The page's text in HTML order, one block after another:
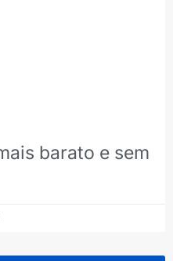
barato e sem